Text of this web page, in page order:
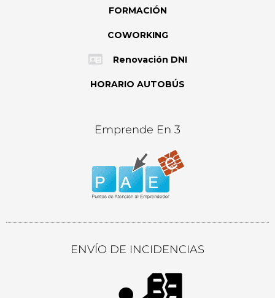
FORMACIÓN
COWORKING
Renovación DNI
HORARIO AUTOBÚS
Emprende En 3
ENVÍO DE INCIDENCIAS